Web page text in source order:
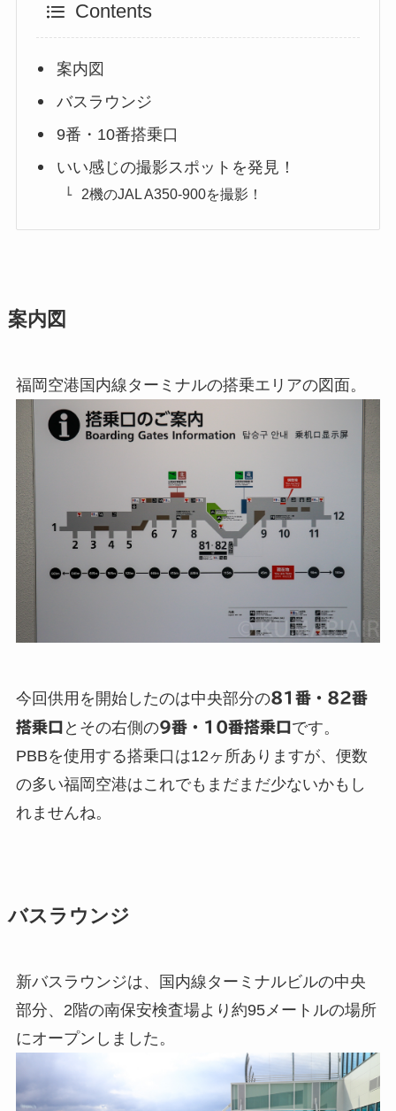
Contents
案内図
バスラウンジ
9番・10番搭乗口
いい感じの撮影スポットを発見！
2機のJAL A350-900を撮影！
案内図
福岡空港国内線ターミナルの搭乗エリアの図面。
今回供用を開始したのは中央部分の81番・82番
搭乗口 とその右側の9番・10番搭乗口です。
PBBを使用する搭乗口は12ヶ所ありますが、便数
の多い福岡空港はこれでもまだまだ少ないかもし
れませんね。
バスラウンジ
新バスラウンジは、国内線ターミナルビルの中央
部分、2階の南保安検査場より約95メートルの場所
にオープンしました。